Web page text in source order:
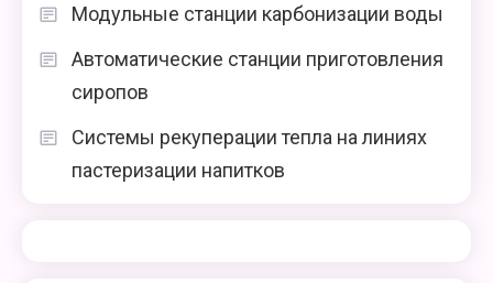
Модульные станции карбонизации воды
Автоматические станции приготовления
сиропов
Системы рекуперации тепла на линиях
пастеризации напитков